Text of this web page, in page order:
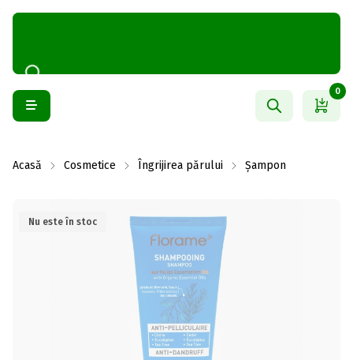
0
Acasă Cosmetice Îngrijirea părului Șampon
Nu este în stoc